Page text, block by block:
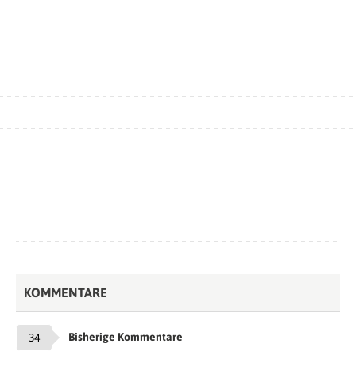
KOMMENTARE
34 Bisherige Kommentare